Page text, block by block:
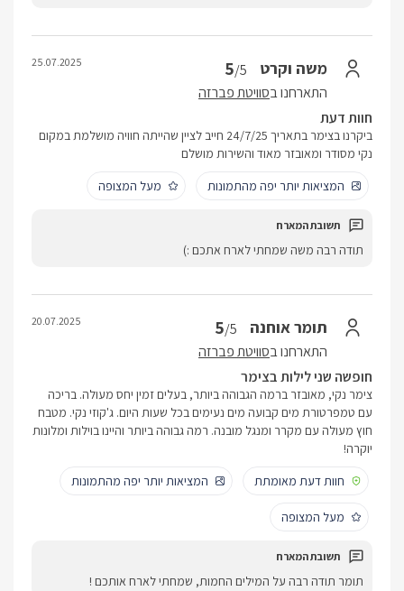
משה וקרט 5/5
התארחנו בסוויטת פברזה
25.07.2025
חוות דעת
ביקרנו בצימר בתאריך 24/7/25 חייב לציין שהייתה חוויה מושלמת במקום
נקי מסודר ומאובזר מאוד והשירות מושלם
המציאות יותר יפה מהתמונות
מעל המצופה
תודה רבה משה שמחתי לארח אתכם :)
תומר אוחנה 5/5
התארחנו בסוויטת פברזה
20.07.2025
חופשה שני לילות בצימר
צימר נקי, מאובזר ברמה הגבוהה ביותר, בעלים זמין יחס מעולה. בריכה
עם טמפרטורת מים קבועה מים נעימים בכל שעות היום. ג'קוזי נקי. מטבח
חוץ מעולה עם מקרר ומנגל מובנה. רמה גבוהה ביותר והיינו בוילות ומלונות
יוקרה!
חוות דעת מאומתת
המציאות יותר יפה מהתמונות
מעל המצופה
תומר תודה רבה על המילים החמות, שמחתי לארח אותכם !